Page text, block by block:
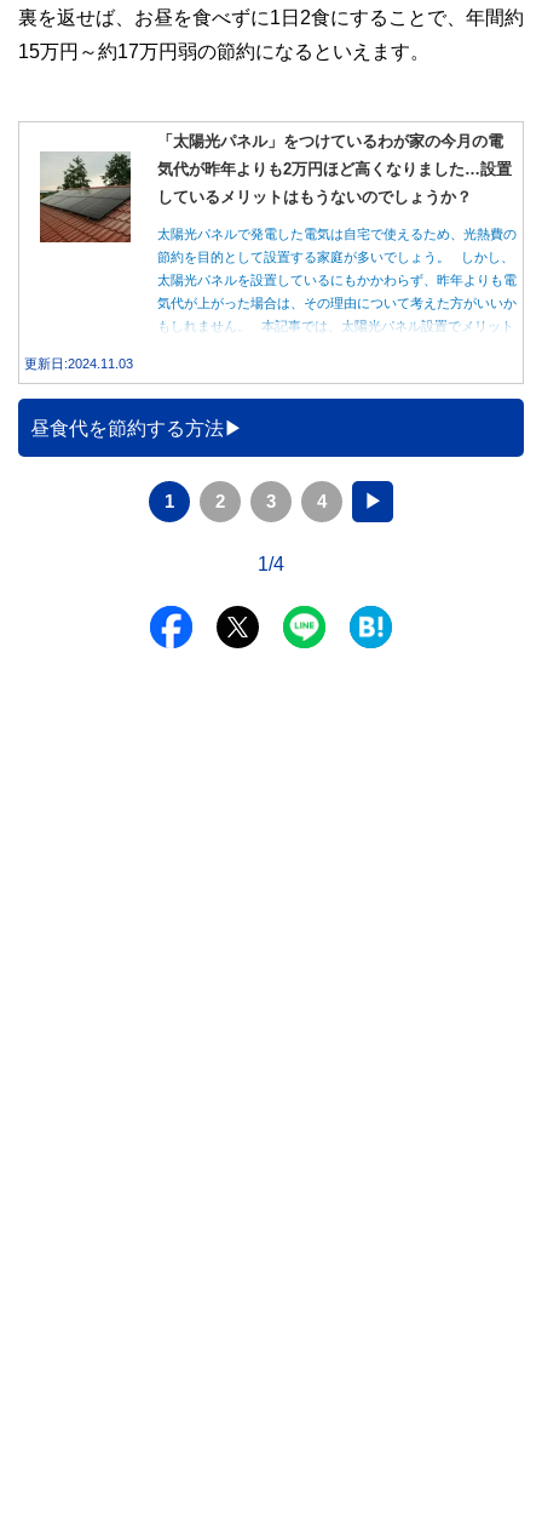
裏を返せば、お昼を食べずに1日2食にすることで、年間約
15万円～約17万円弱の節約になるといえます。
「太陽光パネル」をつけているわが家の今月の電
気代が昨年よりも2万円ほど高くなりました…設置
しているメリットはもうないのでしょうか？
太陽光パネルで発電した電気は自宅で使えるため、光熱費の
節約を目的として設置する家庭が多いでしょう。 しかし、
太陽光パネルを設置しているにもかかわらず、昨年よりも電
気代が上がった場合は、その理由について考えた方がいいか
もしれません。 本記事では、太陽光パネル設置でメリット
更新日:2024.11.03
昼食代を節約する方法
1 2 3 4 ▶
1/4